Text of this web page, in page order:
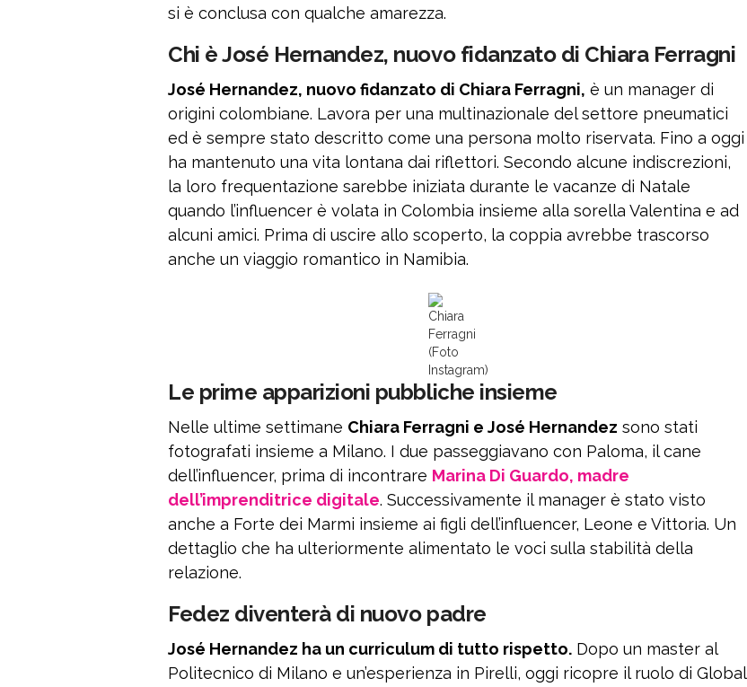
si è conclusa con qualche amarezza.
Chi è José Hernandez, nuovo fidanzato di Chiara Ferragni
José Hernandez, nuovo fidanzato di Chiara Ferragni, è un manager di
origini colombiane. Lavora per una multinazionale del settore pneumatici
ed è sempre stato descritto come una persona molto riservata. Fino a oggi
ha mantenuto una vita lontana dai riflettori. Secondo alcune indiscrezioni,
la loro frequentazione sarebbe iniziata durante le vacanze di Natale
quando l’influencer è volata in Colombia insieme alla sorella Valentina e ad
alcuni amici. Prima di uscire allo scoperto, la coppia avrebbe trascorso
anche un viaggio romantico in Namibia.
Chiara
Ferragni
(Foto
Instagram)
Le prime apparizioni pubbliche insieme
Nelle ultime settimane Chiara Ferragni e José Hernandez sono stati
fotografati insieme a Milano. I due passeggiavano con Paloma, il cane
dell’influencer, prima di incontrare Marina Di Guardo, madre
dell’imprenditrice digitale. Successivamente il manager è stato visto
anche a Forte dei Marmi insieme ai figli dell’influencer, Leone e Vittoria. Un
dettaglio che ha ulteriormente alimentato le voci sulla stabilità della
relazione.
Fedez diventerà di nuovo padre
José Hernandez ha un curriculum di tutto rispetto. Dopo un master al
Politecnico di Milano e un’esperienza in Pirelli, oggi ricopre il ruolo di Global